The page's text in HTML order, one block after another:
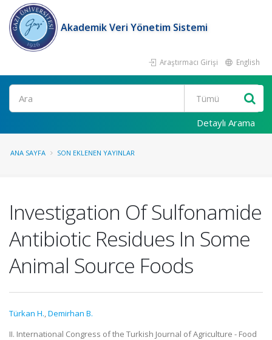
Akademik Veri Yönetim Sistemi
Araştırmacı Girişi English
Ara
Detaylı Arama
ANA SAYFA SON EKLENEN YAYINLAR
Investigation Of Sulfonamide
Antibiotic Residues In Some
Animal Source Foods
Türkan H.,Demirhan B.
II. International Congress of the Turkish Journal of Agriculture - Food